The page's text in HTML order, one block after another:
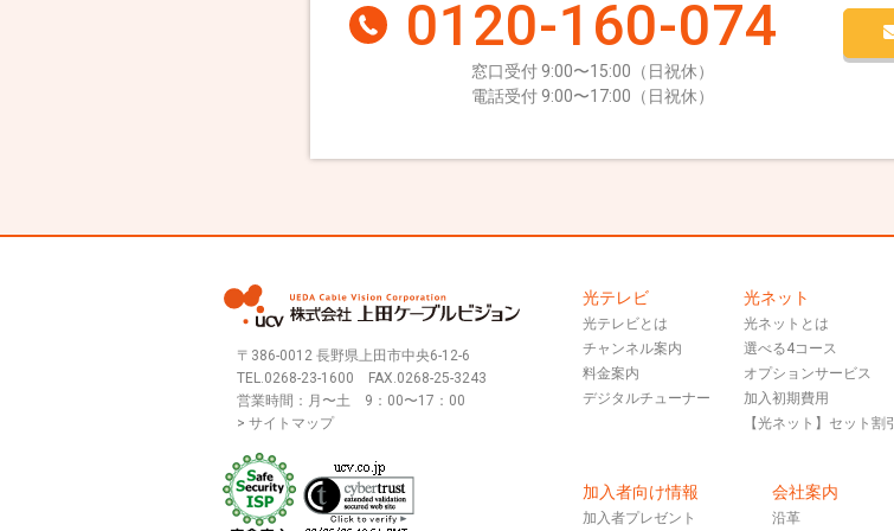
0120-160-074
窓口受付 9:00〜15:00（日祝休）
電話受付 9:00〜17:00（日祝休）
〒386-0012 長野県上田市中央6-12-6
TEL.0268-23-1600 FAX.0268-25-3243
営業時間：月〜土 9：00〜17：00
> サイトマップ
光テレビ
光テレビとは
チャンネル案内
料金案内
デジタルチューナー
光ネット
光ネットとは
選べる4コース
オプションサービス
加入初期費用
【光ネット】セット割引
加入者向け情報
加入者プレゼント
会社案内
沿革